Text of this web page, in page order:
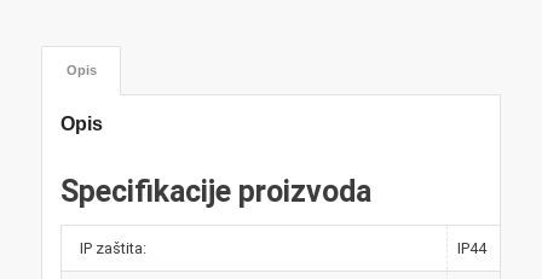
Opis
Opis
Specifikacije proizvoda
IP zaštita: IP44